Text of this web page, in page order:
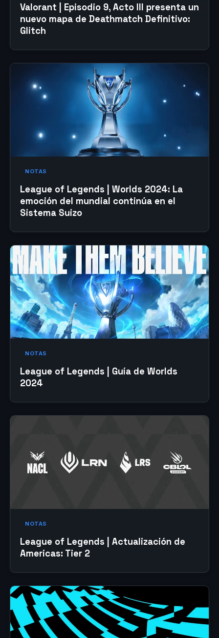
Valorant | Episodio 9, Acto III presenta un
nuevo mapa de Deathmatch Definitivo:
Glitch
NOTAS
League of Legends | Worlds 2024: La
emoción del mundial continúa en el
Sistema Suizo
NOTAS
League of Legends | Guía de Worlds
2024
NOTAS
League of Legends | Actualización de
Americas: Tier 2